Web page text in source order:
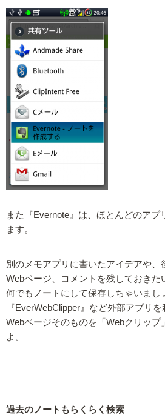
また『Evernote』は、ほとんどのアプ
ます。
別のメモアプリに書いたアイデアや、
Webページ、コメントを残しておきた
何でもノートにして保存しちゃいまし
『EverWebClipper』など外部アプリ
Webページそのものを「Webクリップ
よ。
過去のノートもらくらく検索